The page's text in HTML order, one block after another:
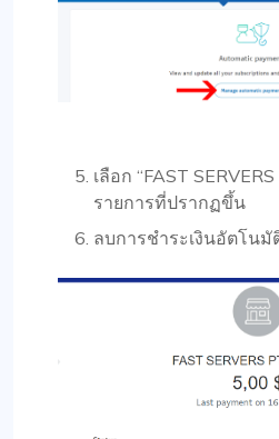
เลือก “FAST
รายการที่ปรากฏขึ้น
ลบการชำระเงินอัตโน